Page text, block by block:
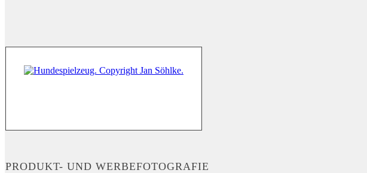
PRODUKT- UND WERBEFOTOGRAFIE